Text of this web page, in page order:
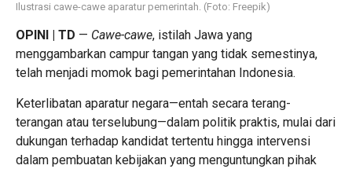
Ilustrasi cawe-cawe aparatur pemerintah. (Foto: Freepik)
OPINI | TD — Cawe-cawe, istilah Jawa yang
menggambarkan campur tangan yang tidak semestinya,
telah menjadi momok bagi pemerintahan Indonesia.
Keterlibatan aparatur negara—entah secara terang-
terangan atau terselubung—dalam politik praktis, mulai dari
dukungan terhadap kandidat tertentu hingga intervensi
dalam pembuatan kebijakan yang menguntungkan pihak